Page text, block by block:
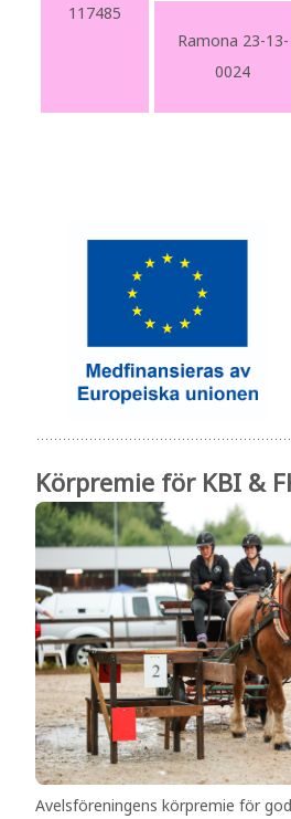
117485
Ramona 23-13-
0024
Körpremie för KBI &
Avelsföreningens körpremie för